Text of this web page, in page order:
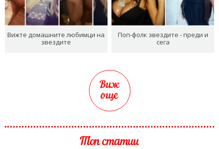
Вижте домашните любимци на
звездите
Поп-фолк звездите - преди и
сега
Виж
още
Топ статии